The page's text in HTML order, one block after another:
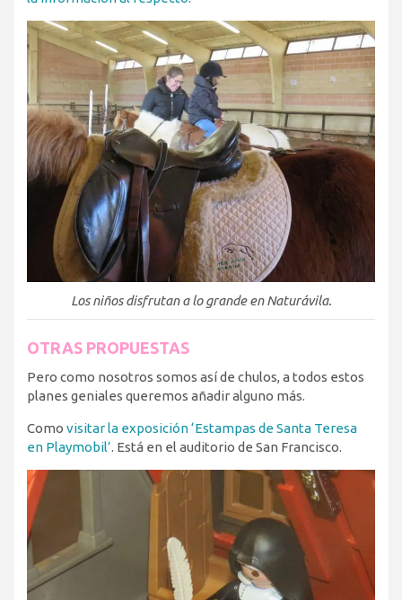
Los niños disfrutan a lo grande en Naturávila.
OTRAS PROPUESTAS
Pero como nosotros somos así de chulos, a todos estos
planes geniales queremos añadir alguno más.
Como visitar la exposición ‘Estampas de Santa Teresa
en Playmobil’. Está en el auditorio de San Francisco.